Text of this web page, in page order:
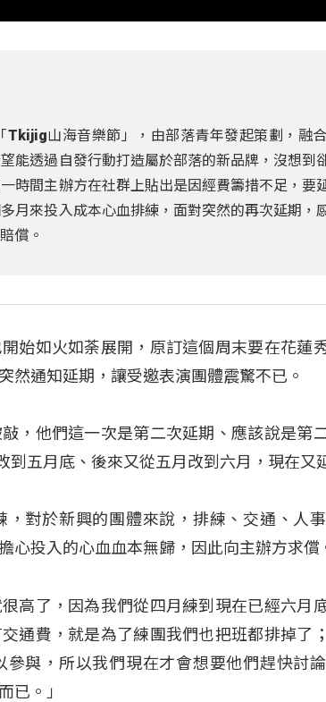
Tkijig山海音樂節」，由部落青年發起策劃，融
能透過自發行動打造屬於部落的新品牌，沒想到
時間主辦方在社群上貼出是因經費籌措不足，要
月來投入成本心血排練，面對突然的再次延期，
償。
始如火如荼展開，原訂這個周末要在花蓮
然通知延期，讓受邀表演團體震驚不已。
，他們這一次是第二次延期、應該說是第
五月底、後來又從五月改到六月，現在又
對於新興的團體來說，排練、交通、人
心投入的心血血本無歸，因此向主辦方求償
高了，因為我們從四月練到現在已經六月
通費，就是為了練團我們也把班都排掉了
與，所以我們現在才會想要他們趕快討
已。」